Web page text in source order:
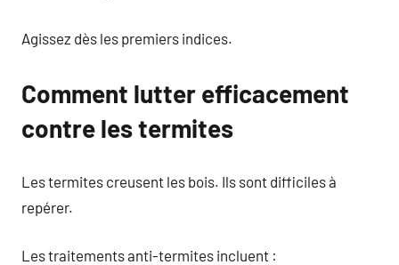
Agissez dès les premiers indices.
Comment lutter efficacement
contre les termites
Les termites creusent les bois. Ils sont difficiles à
repérer.
Les traitements anti-termites incluent :